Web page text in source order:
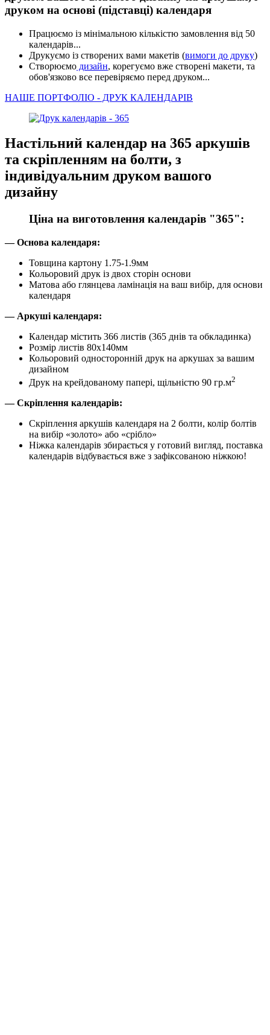
друком на основі (підставці) календаря
Працюємо із мінімальною кількістю замовлення від 50
календарів...
Друкуємо із створених вами макетів (вимоги до друку)
Створюємо дизайн, корегуємо вже створені макети, та
обов'язково все перевіряємо перед друком...
НАШЕ ПОРТФОЛІО - ДРУК КАЛЕНДАРІВ
Настільний календар на 365 аркушів
та скріпленням на болти, з
індивідуальним друком вашого
дизайну
Ціна на виготовлення календарів "365":
— Основа календаря:
Товщина картону 1.75-1.9мм
Кольоровий друк із двох сторін основи
Матова або глянцева ламінація на ваш вибір, для основи
календаря
— Аркуші календаря:
Календар містить 366 листів (365 днів та обкладинка)
Розмір листів 80х140мм
Кольоровий односторонній друк на аркушах за вашим
дизайном
Друк на крейдованому папері, щільністю 90 гр.м2
— Скріплення календарів:
Скріплення аркушів календаря на 2 болти, колір болтів
на вибір «золото» або «срібло»
Ніжка календарів збирається у готовий вигляд, поставка
календарів відбувається вже з зафіксованою ніжкою!